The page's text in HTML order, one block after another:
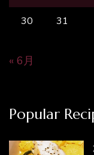
30 31
« 6月
Popular